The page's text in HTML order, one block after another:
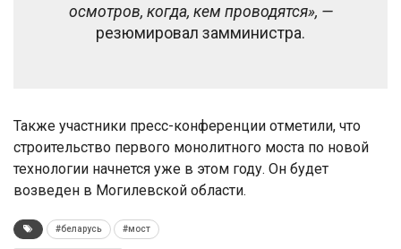
осмотров, когда, кем проводятся», —
резюмировал замминистра.
Также участники пресс-конференции отметили, что
строительство первого монолитного моста по новой
технологии начнется уже в этом году. Он будет
возведен в Могилевской области.
#беларусь #мост